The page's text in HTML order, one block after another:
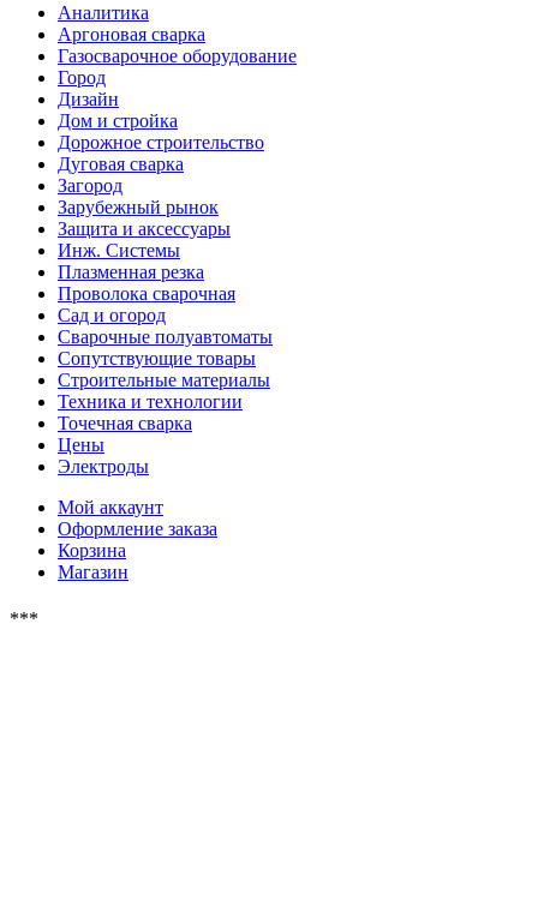
Аналитика
Аргоновая сварка
Газосварочное оборудование
Город
Дизайн
Дом и стройка
Дорожное строительство
Дуговая сварка
Загород
Зарубежный рынок
Защита и аксессуары
Инж. Системы
Плазменная резка
Проволока сварочная
Сад и огород
Сварочные полуавтоматы
Сопутствующие товары
Строительные материалы
Техника и технологии
Точечная сварка
Цены
Электроды
Мой аккаунт
Оформление заказа
Корзина
Магазин
***